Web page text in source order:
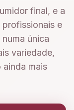
final, e a
e
única
variedade,
ainda mais